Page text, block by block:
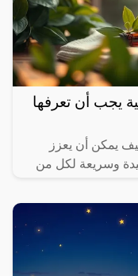
فوائد صحية يجب أن تعرفها
يمكن أن يعزز
وسريعة لكل من